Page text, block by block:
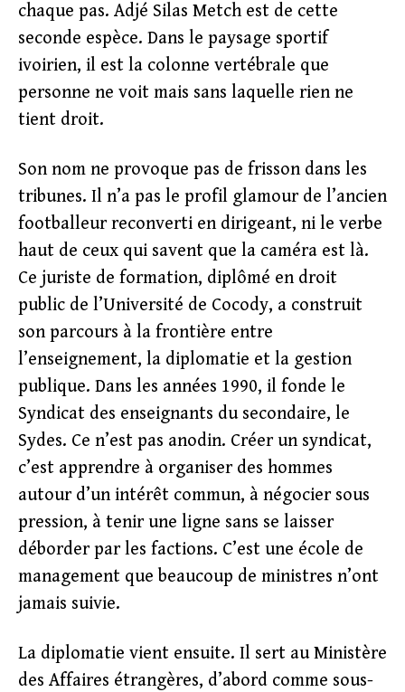
chaque pas. Adjé Silas Metch est de cette
seconde espèce. Dans le paysage sportif
ivoirien, il est la colonne vertébrale que
personne ne voit mais sans laquelle rien ne
tient droit.
Son nom ne provoque pas de frisson dans les
tribunes. Il n’a pas le profil glamour de l’ancien
footballeur reconverti en dirigeant, ni le verbe
haut de ceux qui savent que la caméra est là.
Ce juriste de formation, diplômé en droit
public de l’Université de Cocody, a construit
son parcours à la frontière entre
l’enseignement, la diplomatie et la gestion
publique. Dans les années 1990, il fonde le
Syndicat des enseignants du secondaire, le
Sydes. Ce n’est pas anodin. Créer un syndicat,
c’est apprendre à organiser des hommes
autour d’un intérêt commun, à négocier sous
pression, à tenir une ligne sans se laisser
déborder par les factions. C’est une école de
management que beaucoup de ministres n’ont
jamais suivie.
La diplomatie vient ensuite. Il sert au Ministère
des Affaires étrangères, d’abord comme sous-